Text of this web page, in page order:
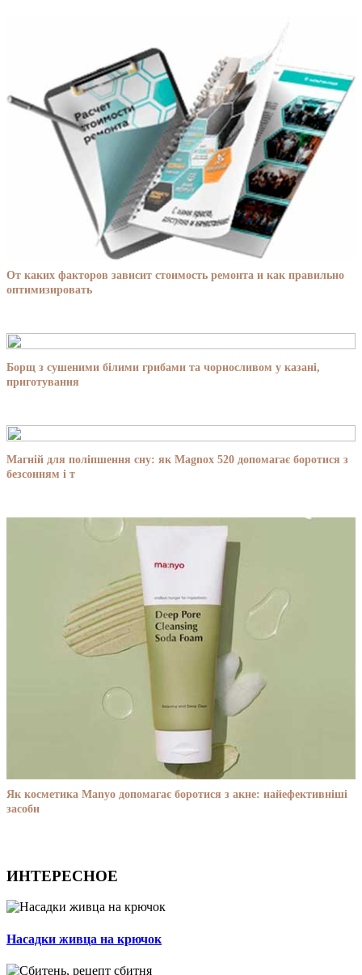
От каких факторов зависит стоимость ремонта и как правильно
оптимизировать
Борщ з сушеними білими грибами та чорносливом у казані,
приготування
Магній для поліпшення сну: як Magnox 520 допомагає боротися з
безсонням і т
Як косметика Manyo допомагає боротися з акне: найефективніші
засоби
ИНТЕРЕСНОЕ
Насадки живца на крючок